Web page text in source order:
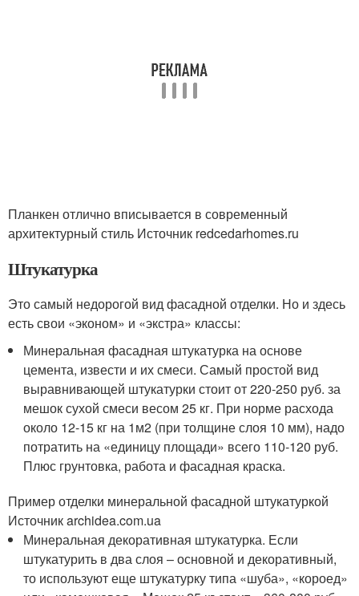
Планкен отлично вписывается в современный
архитектурный стиль Источник redcedarhomes.ru
Штукатурка
Это самый недорогой вид фасадной отделки. Но и здесь
есть свои «эконом» и «экстра» классы:
Минеральная фасадная штукатурка на основе
цемента, извести и их смеси. Самый простой вид
выравнивающей штукатурки стоит от 220-250 руб. за
мешок сухой смеси весом 25 кг. При норме расхода
около 12-15 кг на 1м2 (при толщине слоя 10 мм), надо
потратить на «единицу площади» всего 110-120 руб.
Плюс грунтовка, работа и фасадная краска.
Пример отделки минеральной фасадной штукатуркой
Источник archidea.com.ua
Минеральная декоративная штукатурка. Если
штукатурить в два слоя – основной и декоративный,
то используют еще штукатурку типа «шуба», «короед»